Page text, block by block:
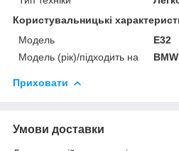
Користувальницькі
Мoдель
E32
Модель (рік)/підходить на
Приховати
Умови доставки